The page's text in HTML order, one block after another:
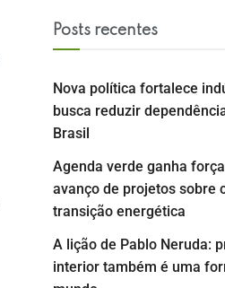
Posts recentes
Nova política fortalece
busca reduzir
Brasil
Agenda verde ganha
avanço de projetos sobre
transição energética
A lição de Pablo Neruda:
interior também é uma